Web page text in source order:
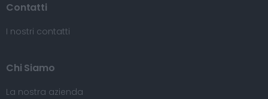
Contatti
I nostri contatti
Chi Siamo
La nostra azienda